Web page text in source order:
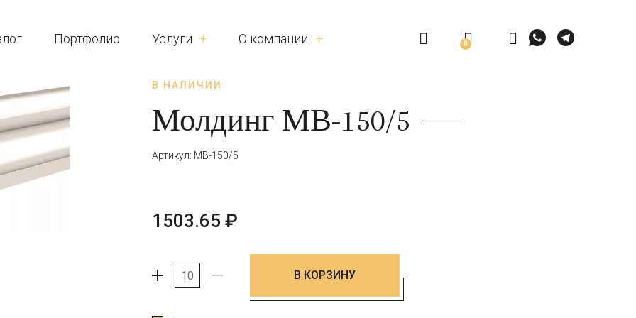
Портфолио Услуги О компании 0
В НАЛИЧИИ
Молдинг МВ-150/5
Артикул: МВ-150/5
1503.65 ₽
-
+ В КОРЗИНУ